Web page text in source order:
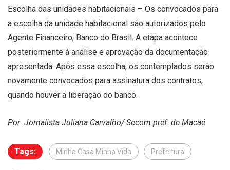
Escolha das unidades habitacionais – Os convocados para
a escolha da unidade habitacional são autorizados pelo
Agente Financeiro, Banco do Brasil. A etapa acontece
posteriormente à análise e aprovação da documentação
apresentada. Após essa escolha, os contemplados serão
novamente convocados para assinatura dos contratos,
quando houver a liberação do banco.
Por Jornalista Juliana Carvalho/ Secom pref. de Macaé
Tags: Minha Casa Minha Vida Prefeitura